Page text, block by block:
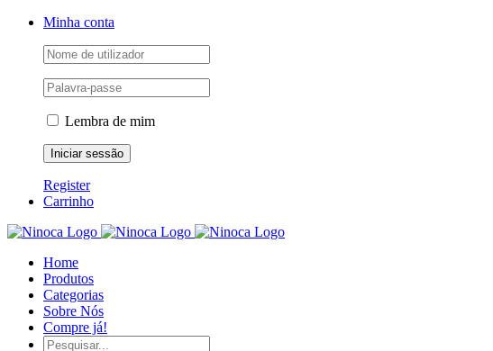
Skip
Facebook
Instagram
YouTubeMinha conta
Lembra de mim
Register
Carrinho
Home
Produtos
Categorias
Sobre Nós
Compre já!
Pesquisar